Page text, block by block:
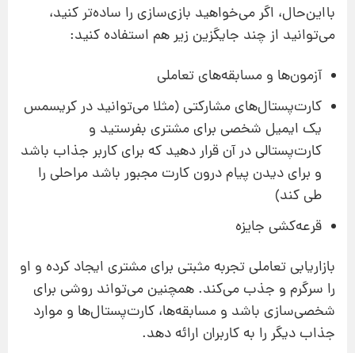
بااین‌حال، اگر می‌خواهید بازی‌سازی را ساده‌تر کنید،
می‌توانید از چند جایگزین زیر هم استفاده کنید:
آزمون‌ها و مسابقه‌های تعاملی
کارت‌پستال‌های مشارکتی (مثلا می‌توانید در کریسمس
یک ایمیل شخصی برای مشتری بفرستید و
کارت‌پستالی در آن قرار دهید که برای کاربر جذاب باشد
و برای دیدن پیام درون کارت مجبور باشد مراحلی را
طی کند)
قرعه‌کشی جایزه
بازاریابی تعاملی تجربه مثبتی برای مشتری ایجاد کرده و او
را سرگرم و جذب می‌کند. همچنین می‌تواند روشی برای
شخصی‌سازی باشد و مسابقه‌ها، کارت‌پستال‌‌ها و موارد
جذاب دیگر را به کاربران ارائه دهد.